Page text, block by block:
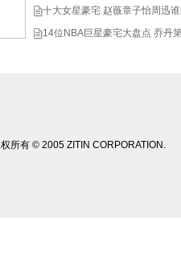
十大女星豪宅 赵薇章子怡周迅
14位NBA巨星豪宅大盘点 乔丹
所有 © 2005 ZITIN CORPORATION.